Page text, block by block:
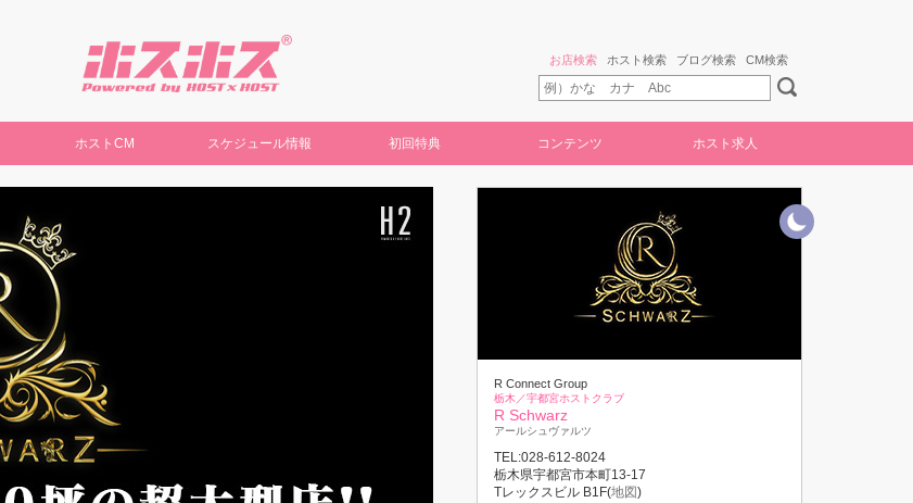
お店検索 ホスト検索 ブログ検索 CM検索
ホストCM スケジュール情報 初回特典 コンテンツ ホスト求人
R Connect Group
栃木／宇都宮ホストクラブ
R Schwarz
アールシュヴァルツ
TEL:028-612-8024
栃木県宇都宮市本町13-17
Tレックスビル B1F(地図)